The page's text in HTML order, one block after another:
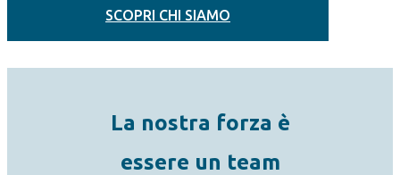
SCOPRI CHI SIAMO
La nostra forza è
essere un team